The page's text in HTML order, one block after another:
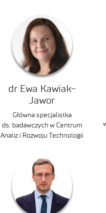
dr Ewa Kawiak-
Jawor
Główna specjalistka
ds. badawczych w Centrum
Analiz i Rozwoju Technologii